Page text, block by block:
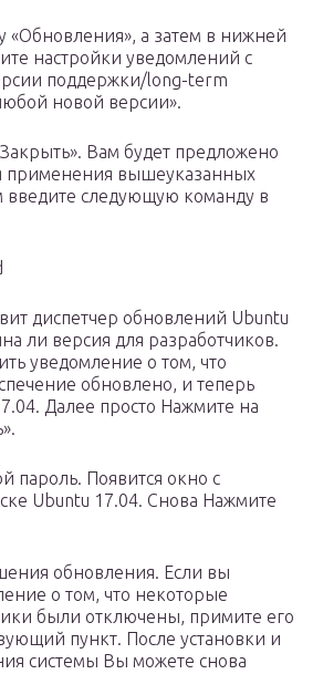
«Обновления», а затем в нижней
настройки уведомлений с
поддержки/long-term
новой версии».
Вам будет предложено
применения вышеуказанных
введите следующую команду в
диспетчер обновлений Ubuntu
ли версия для разработчиков.
уведомление о том, что
обновлено, и теперь
Далее просто Нажмите на
пароль. Появится окно с
Ubuntu 17.04. Снова Нажмите
обновления. Если вы
о том, что некоторые
были отключены, примите его
пункт. После установки и
системы Вы можете снова